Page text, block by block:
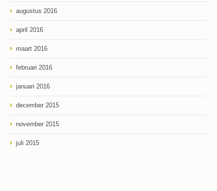
augustus 2016
april 2016
maart 2016
februari 2016
januari 2016
december 2015
november 2015
juli 2015